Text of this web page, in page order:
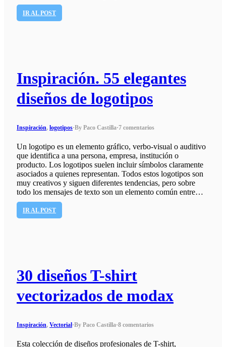
IR AL POST
Inspiración. 55 elegantes
diseños de logotipos
Inspiración, logotipos·By Paco Castilla·7 comentarios
Un logotipo es un elemento gráfico, verbo-visual o auditivo
que identifica a una persona, empresa, institución o
producto. Los logotipos suelen incluir símbolos claramente
asociados a quienes representan. Todos estos logotipos son
muy creativos y siguen diferentes tendencias, pero sobre
todo los mensajes de texto son un elemento común entre…
IR AL POST
30 diseños T-shirt
vectorizados de modax
Inspiración, Vectorial·By Paco Castilla·8 comentarios
Esta colección de diseños profesionales de T-shirt,